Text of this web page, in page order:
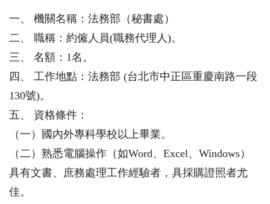
一、 機關名稱：法務部（秘書處）
二、 職稱：約僱人員(職務代理人)。
三、 名額：1名。
四、 工作地點：法務部 (台北市中正區重慶南路一段
130號)。
五、 資格條件：
（一）國內外專科學校以上畢業。
（二）熟悉電腦操作（如Word、Excel、Windows）
具有文書、庶務處理工作經驗者，具採購證照者尤
佳。